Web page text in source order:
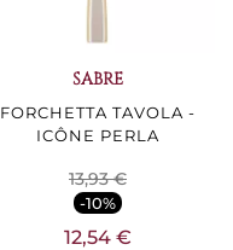
SABRE
FORCHETTA TAVOLA -
ICÔNE PERLA
13,93 €
-10%
12,54 €